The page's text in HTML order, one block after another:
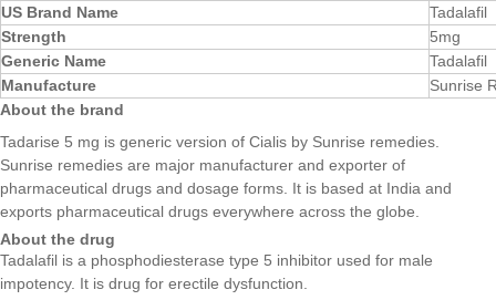
US Brand Name
Tadalafil
Strength
5mg
Generic Name
Tadalafil
Manufacture
Sunrise
About the brand
Tadarise 5 mg is generic version of Cialis by Sunrise remedies.
Sunrise remedies are major manufacturer and exporter of
pharmaceutical drugs and dosage forms. It is based at India and
exports pharmaceutical drugs everywhere across the globe.
About the drug
Tadalafil is a phosphodiesterase type 5 inhibitor used for male
impotency. It is drug for erectile dysfunction.